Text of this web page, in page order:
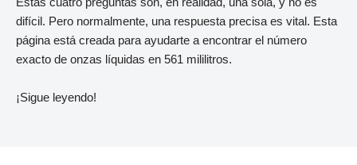
difícil. Pero normalmente, una respuesta precisa es vital. Esta
página está creada para ayudarte a encontrar el número
exacto de onzas líquidas en 561 mililitros.
¡Sigue leyendo!